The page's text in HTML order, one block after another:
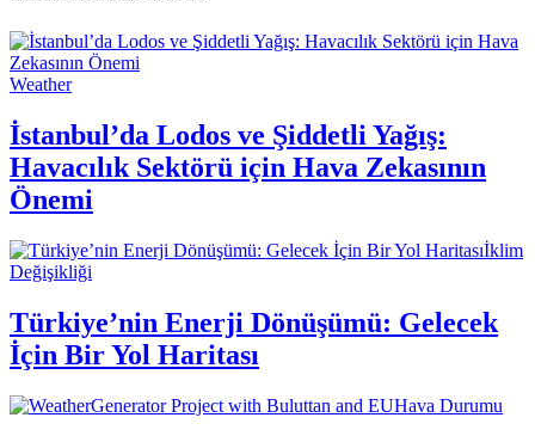
Weather
İstanbul’da Lodos ve Şiddetli Yağış:
Havacılık Sektörü için Hava Zekasının
Önemi
İklim
Değişikliği
Türkiye’nin Enerji Dönüşümü: Gelecek
İçin Bir Yol Haritası
Hava Durumu